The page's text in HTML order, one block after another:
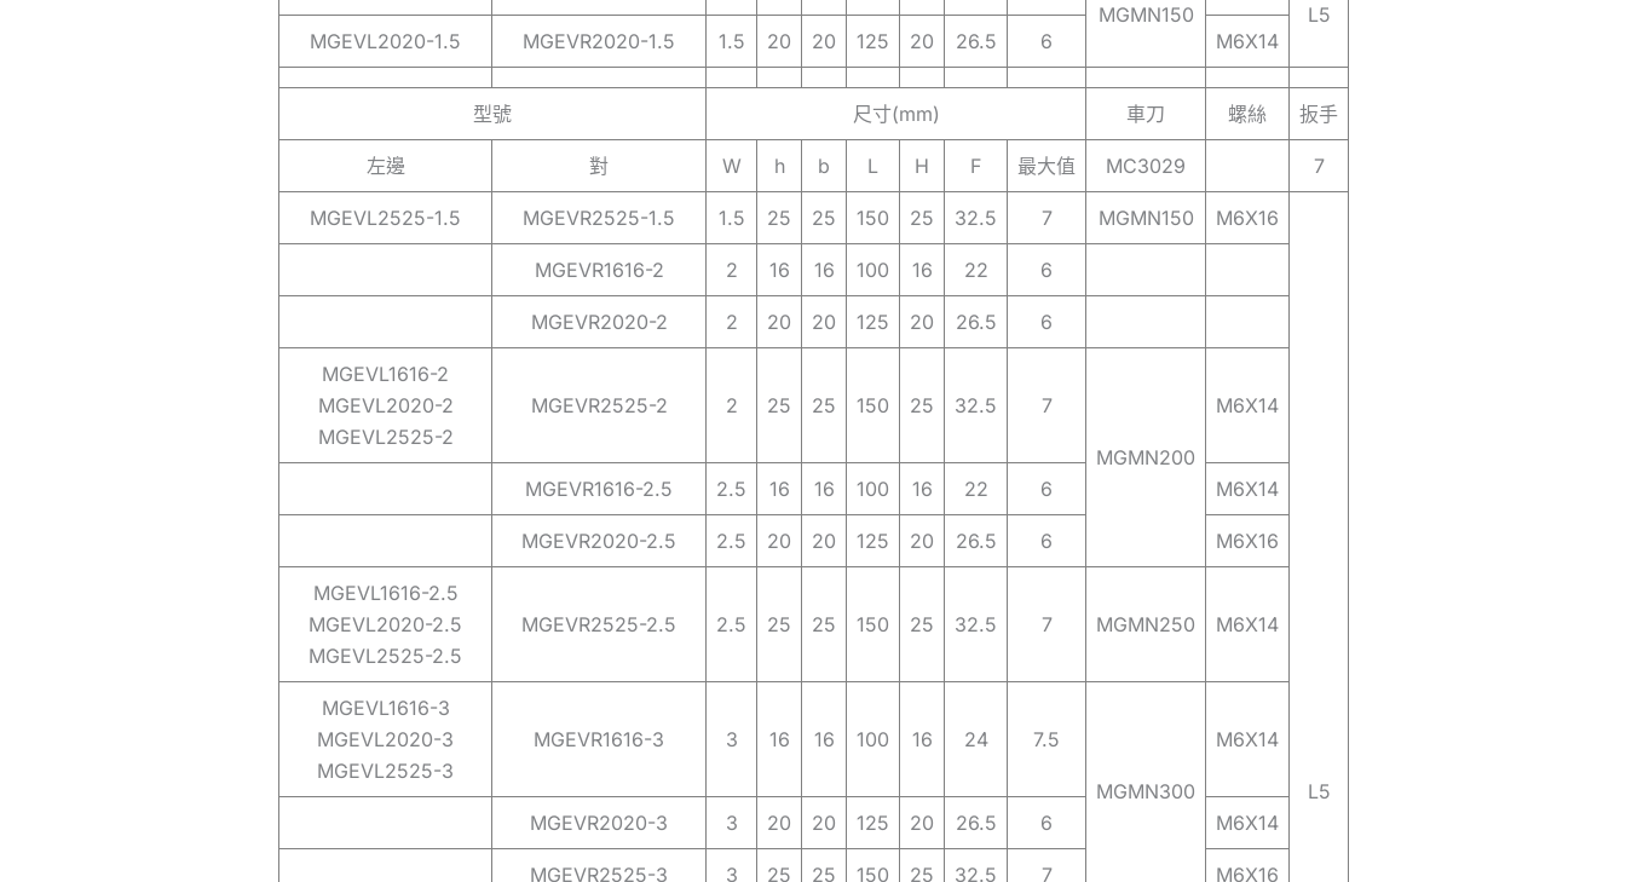
MGMN150
L5
MGEVL2020-1.5
MGEVR2020-1.5 1.5 20 20 125 20 26.5 6 M6X14
型號 尺寸(mm) 車刀 螺絲 扳手
左邊 對 W h b L H F 最大值 MC3029 7
MGEVL2525-1.5 MGEVR2525-1.5 1.5 25 25 150 25 32.5 7 MGMN150 M6X16
L5
MGEVR1616-2 2 16 16 100 16 22 6
MGEVR2020-2 2 20 20 125 20 26.5 6
MGEVL1616-2
MGEVL2020-2
MGEVL2525-2
MGEVR2525-2 2 25 25 150 25 32.5 7
MGMN200
M6X14
MGEVR1616-2.5 2.5 16 16 100 16 22 6 M6X14
MGEVR2020-2.5 2.5 20 20 125 20 26.5 6 M6X16
MGEVL1616-2.5
MGEVL2020-2.5
MGEVL2525-2.5
MGEVR2525-2.5 2.5 25 25 150 25 32.5 7 MGMN250 M6X14
MGEVL1616-3
MGEVL2020-3
MGEVL2525-3
MGEVR1616-3 3 16 16 100 16 24 7.5
MGMN300
M6X14
MGEVR2020-3 3 20 20 125 20 26.5 6 M6X14
MGEVR2525-3 3 25 25 150 25 32.5 7 M6X16